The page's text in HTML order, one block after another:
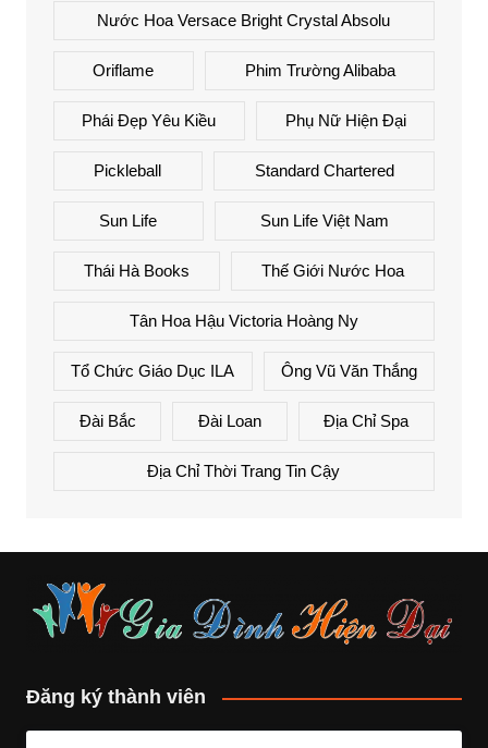
Nước Hoa Versace Bright Crystal Absolu
Oriflame Phim Trường Alibaba
Phái Đẹp Yêu Kiều Phụ Nữ Hiện Đại
Pickleball Standard Chartered
Sun Life Sun Life Việt Nam
Thái Hà Books Thế Giới Nước Hoa
Tân Hoa Hậu Victoria Hoàng Ny
Tổ Chức Giáo Dục ILA Ông Vũ Văn Thắng
Đài Bắc Đài Loan Địa Chỉ Spa
Địa Chỉ Thời Trang Tin Cậy
Đăng ký thành viên